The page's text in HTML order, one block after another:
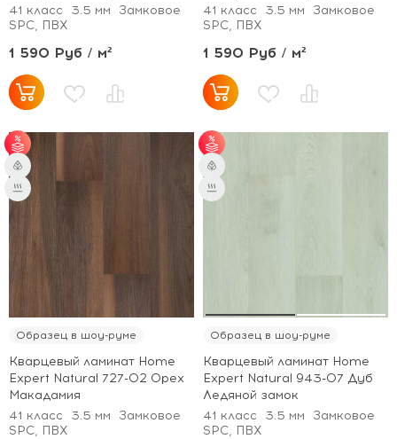
41 класс
3.5 мм
Замковое
SPC, ПВХ
1 590 Руб / м²
41 класс
3.5 мм
Замковое
SPC, ПВХ
1 590 Руб / м²
Образец в шоу-руме
Кварцевый ламинат Home
Expert Natural 727-02 Орех
Макадамия
41 класс
3.5 мм
Замковое
SPC, ПВХ
Образец в шоу-руме
Кварцевый ламинат Home
Expert Natural 943-07 Дуб
Ледяной замок
41 класс
3.5 мм
Замковое
SPC, ПВХ